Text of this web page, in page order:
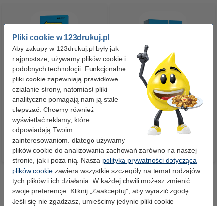
Pliki cookie w 123drukuj.pl
Aby zakupy w 123drukuj.pl były jak
najprostsze, używamy plików cookie i
podobnych technologii. Funkcjonalne
pliki cookie zapewniają prawidłowe
działanie strony, natomiast pliki
analityczne pomagają nam ją stale
ulepszać. Chcemy również
wyświetlać reklamy, które
odpowiadają Twoim
zainteresowaniom, dlatego używamy
plików cookie do analizowania zachowań zarówno na naszej
stronie, jak i poza nią. Nasza polityka prywatności dotycząca
plików cookie zawiera wszystkie szczegóły na temat rodzajów
tych plików i ich działania. W każdej chwili możesz zmienić
swoje preferencje. Kliknij „Zaakceptuj”, aby wyrazić zgodę.
Jeśli się nie zgadzasz, umieścimy jedynie pliki cookie
Papier ksero A4 80 g/m2 (500
szt.), 123drukuj
Papier ksero A4 80 g/m2 (2500
szt.), 123drukuj (5 ryz)
110,00 zł z VAT